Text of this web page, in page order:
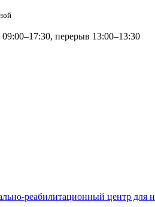
перерыв 13:00–13:30
реабилитационный центр для